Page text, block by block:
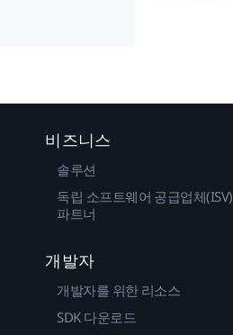
비즈니스
솔루션
독립 소프트웨어 공급업체(ISV)
파트너
개발자
개발자를 위한 리소스
SDK 다운로드